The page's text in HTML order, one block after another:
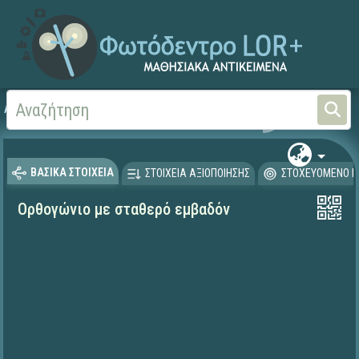
Αρχική
ΒΑΣΙΚΑ ΣΤΟΙΧΕΙΑ ΣΤΟΙΧΕΙΑ ΑΞΙΟΠΟΙΗΣΗΣ ΣΤΟΧΕΥΟΜΕΝΟ
Ορθογώνιο με σταθερό εμβαδόν